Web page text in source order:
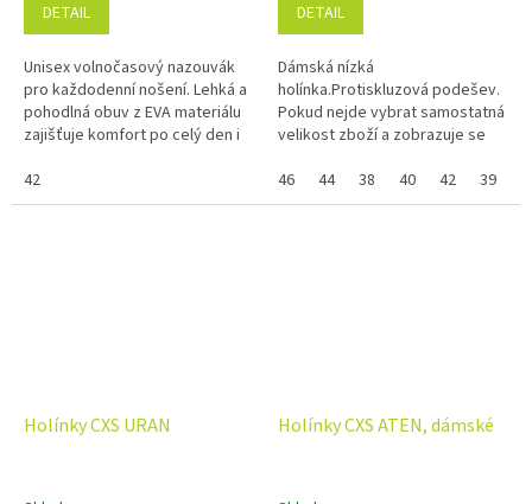
DETAIL
Unisex volnočasový nazouvák
pro každodenní nošení. Lehká a
pohodlná obuv z EVA materiálu
zajišťuje komfort po celý den i
vrchní části umožňuje...
42
DETAIL
Dámská nízká
holínka.Protiskluzová podešev.
Pokud nejde vybrat samostatná
velikost zboží a zobrazuje se
poznámky na konci objednávky.
Využijte...
46 44 38 40 42 39
Holínky CXS URAN Holínky CXS ATEN, dámské